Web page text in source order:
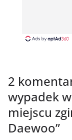
2
wypadek
miejscu
Daewoo”